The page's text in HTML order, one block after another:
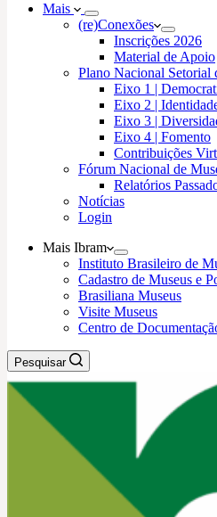
Mais
(re)Conexões
Inscrições 2026
Material de Apoio
Plano Nacional Setorial
Eixo 1 |
Eixo 2 |
Eixo 3 |
Eixo 4 | Fomento
Contribuições
Fórum Nacional de
Relatórios
Notícias
Login
Mais Ibram
Instituto Brasileiro de
Cadastro de Museus e
Brasiliana Museus
Visite Museus
Centro de
Pesquisar